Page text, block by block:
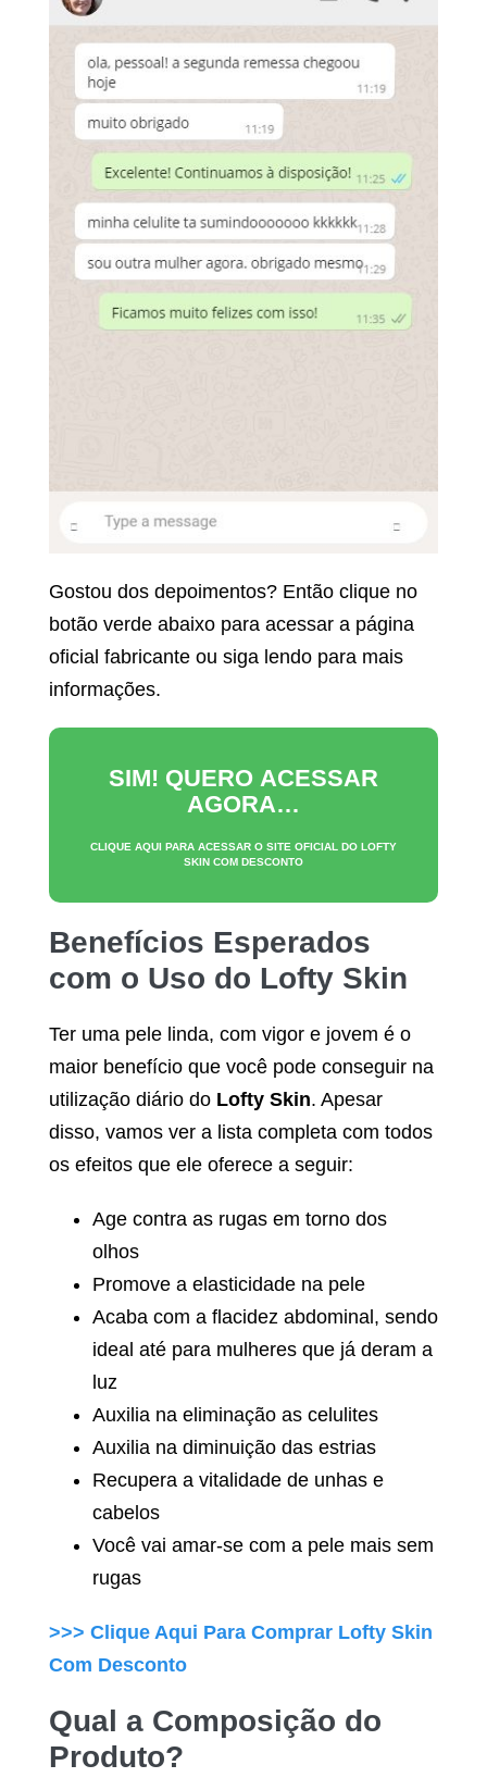
Gostou dos depoimentos? Então clique no
botão verde abaixo para acessar a página
oficial fabricante ou siga lendo para mais
informações.
SIM! QUERO ACESSAR
AGORA…
CLIQUE AQUI PARA ACESSAR O SITE OFICIAL DO LOFTY
SKIN COM DESCONTO
Benefícios Esperados
com o Uso do Lofty Skin
Ter uma pele linda, com vigor e jovem é o
maior benefício que você pode conseguir na
utilização diário do Lofty Skin. Apesar
disso, vamos ver a lista completa com todos
os efeitos que ele oferece a seguir:
Age contra as rugas em torno dos
olhos
Promove a elasticidade na pele
Acaba com a flacidez abdominal, sendo
ideal até para mulheres que já deram a
luz
Auxilia na eliminação as celulites
Auxilia na diminuição das estrias
Recupera a vitalidade de unhas e
cabelos
Você vai amar-se com a pele mais sem
rugas
>>> Clique Aqui Para Comprar Lofty Skin
Com Desconto
Qual a Composição do
Produto?